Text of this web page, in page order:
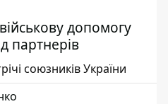
допомогу
партнерів
союзників України